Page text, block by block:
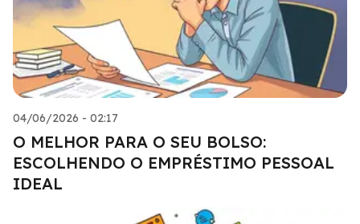
04/06/2026 - 02:17
O MELHOR PARA O SEU BOLSO:
ESCOLHENDO O EMPRÉSTIMO PESSOAL
IDEAL